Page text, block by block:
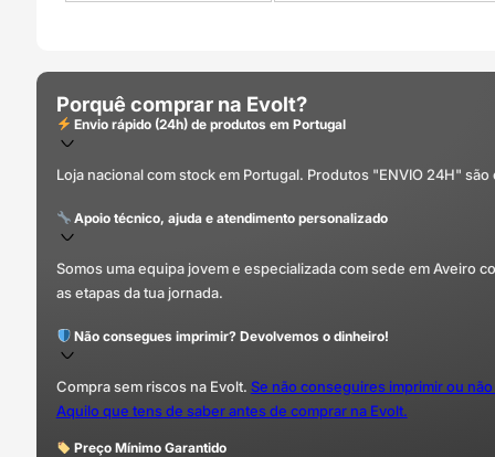
Porquê comprar na Evolt?
Envio rápido (24h) de produtos em Portugal
Loja nacional com stock em Portugal. Produtos "ENVIO 24H"
Apoio técnico, ajuda e atendimento personalizado
Somos uma equipa jovem e especializada com sede em Aveiro
as etapas da tua jornada.
Não consegues imprimir? Devolvemos o dinheiro!
Compra sem riscos na Evolt. Se não conseguires imprimir ou
Aquilo que tens de saber antes de comprar na Evolt.
Preço Mínimo Garantido